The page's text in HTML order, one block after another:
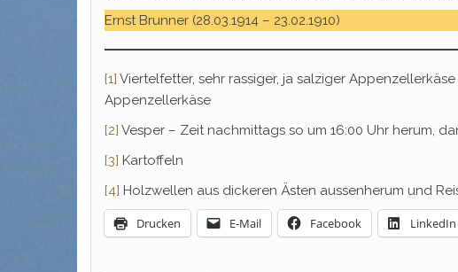
Ernst Brunner (28.03.1914 – 23.02.1910)
[1] Viertelfetter, sehr rassiger, ja salziger
Appenzellerkäse
[2] Vesper – Zeit nachmittags so um 16:00 Uhr herum,
[3] Kartoffeln
[4] Holzwellen aus dickeren Ästen aussenherum und
Drucken E-Mail Facebook LinkedIn